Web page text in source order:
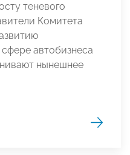
теневого
Комитета
автобизнеса
нынешнее